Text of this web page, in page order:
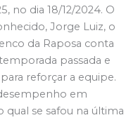
no dia 18/12/2024. O
Jorge Luiz, o
da Raposa conta
passada e
reforçar a equipe.
em
qual se safou na última